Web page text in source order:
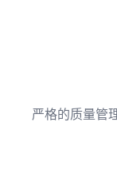
严格的质量管